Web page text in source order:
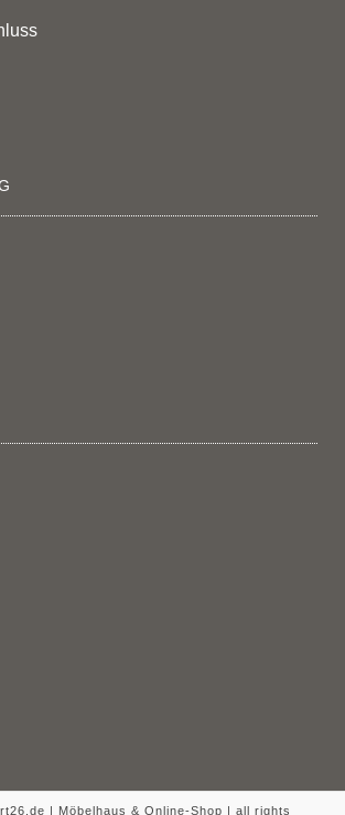
| Möbelhaus & Online-Shop | all rights